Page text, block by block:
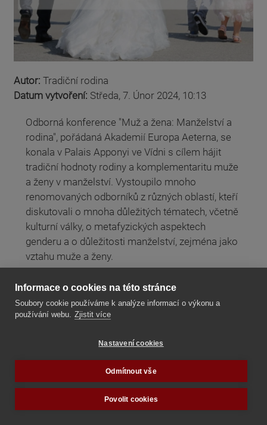
Autor: Tradiční rodina
Datum vytvoření: Středa, 7. Únor 2024, 10:13
Odborná konference "Muž a žena: Manželství a
rodina", pořádaná Akademií Europa Aeterna, se
konala v Palais Apponyi ve Vídni s cílem hájit
tradiční hodnoty rodiny a komplementaritu muže
a ženy v manželství. Vystoupilo mnoho
renomovaných odborníků z různých oblastí, kteří
diskutovali o mnoha důležitých tématech, včetně
kulturní války, o metafyzických aspektech
genderu a o důležitosti manželství, zejména jako
vztahu muže a ženy.
Německý "trans" Zákon o sebeurčení v
praxi: 74 procent transvězňů je ve vězení
za sexuální delikty
Informace o cookies na této stránce
Soubory cookie používáme k analýze informací o výkonu a
používání webu. Zjistit více
Nastavení cookies
Odmítnout vše
Povolit cookies